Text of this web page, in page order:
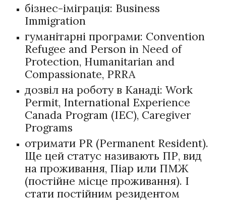
бізнес-іміграція: Business
Immigration
гуманітарні програми: Convention
Refugee and Person in Need of
Protection, Humanitarian and
Compassionate, PRRA
дозвіл на роботу в Канаді: Work
Permit, International Experience
Canada Program (IEC), Caregiver
Programs
отримати PR (Permanent Resident).
Ще цей статус називають ПР, вид
на проживання, Піар или ПМЖ
(постійне місце проживання). І
стати постійним резидентом